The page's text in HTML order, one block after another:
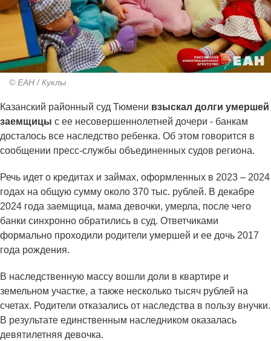
© ЕАН / Куклы
Казанский районный суд Тюмени взыскал долги умершей
заемщицы с ее несовершеннолетней дочери - банкам
досталось все наследство ребенка. Об этом говорится в
сообщении пресс-службы объединенных судов региона.
Речь идет о кредитах и займах, оформленных в 2023 – 2024
годах на общую сумму около 370 тыс. рублей. В декабре
2024 года заемщица, мама девочки, умерла, после чего
банки синхронно обратились в суд. Ответчиками
формально проходили родители умершей и ее дочь 2017
года рождения.
В наследственную массу вошли доли в квартире и
земельном участке, а также несколько тысяч рублей на
счетах. Родители отказались от наследства в пользу внучки.
В результате единственным наследником оказалась
девятилетняя девочка.